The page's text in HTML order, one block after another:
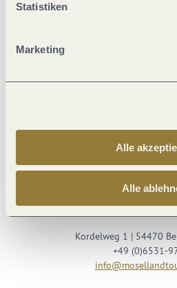
Statistiken
Marketing
Alle
Alle
Besuche
Youtube
Kordelweg 1 | 54470
+49 (0)6531-